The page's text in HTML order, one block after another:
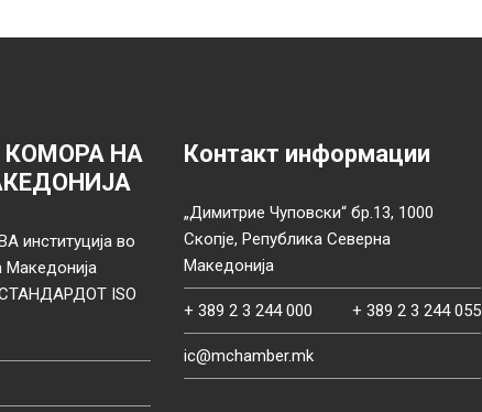
НА
институција во
Македонија
ISO
Контакт информации
„Димитрие Чуповски“ бр.13, 1000
Скопје, Република Северна
Македонија
+ 389 2 3 244 000 + 389 2 3 244 055
ic@mchamber.mk